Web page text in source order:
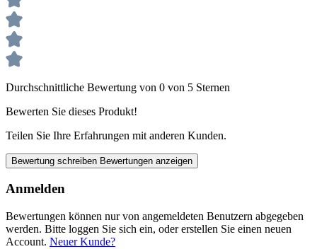
Durchschnittliche Bewertung von 0 von 5 Sternen
Bewerten Sie dieses Produkt!
Teilen Sie Ihre Erfahrungen mit anderen Kunden.
Bewertung schreiben Bewertungen anzeigen
Anmelden
Bewertungen können nur von angemeldeten Benutzern abgegeben
werden. Bitte loggen Sie sich ein, oder erstellen Sie einen neuen
Account. Neuer Kunde?